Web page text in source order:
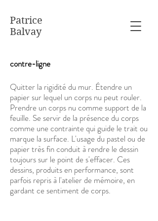
Patrice
Balvay
contre-ligne
Quitter la rigidité du mur. Étendre un
papier sur lequel un corps nu peut rouler.
Prendre un corps nu comme support de la
feuille. Se servir de la présence du corps
comme une contrainte qui guide le trait ou
marque la surface. L'usage du pastel ou de
papier très fin conduit à rendre le dessin
toujours sur le point de s'effacer. Ces
dessins, produits en performance, sont
parfois repris à l'atelier de mémoire, en
gardant ce sentiment de corps.